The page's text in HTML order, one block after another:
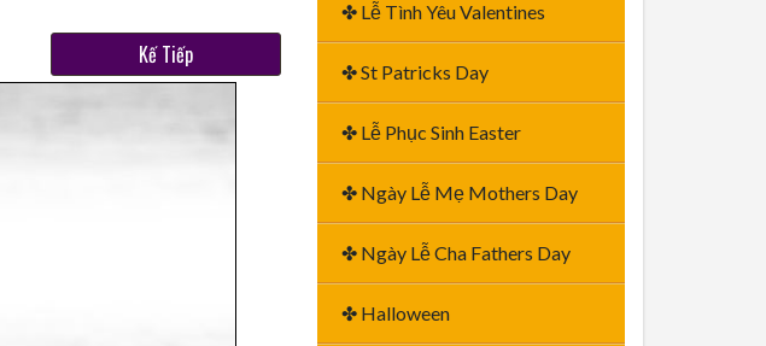
Kế Tiếp
✤ Lễ Tình Yêu Valentines
✤ St Patricks Day
✤ Lễ Phục Sinh Easter
✤ Ngày Lễ Mẹ Mothers Day
✤ Ngày Lễ Cha Fathers Day
✤ Halloween